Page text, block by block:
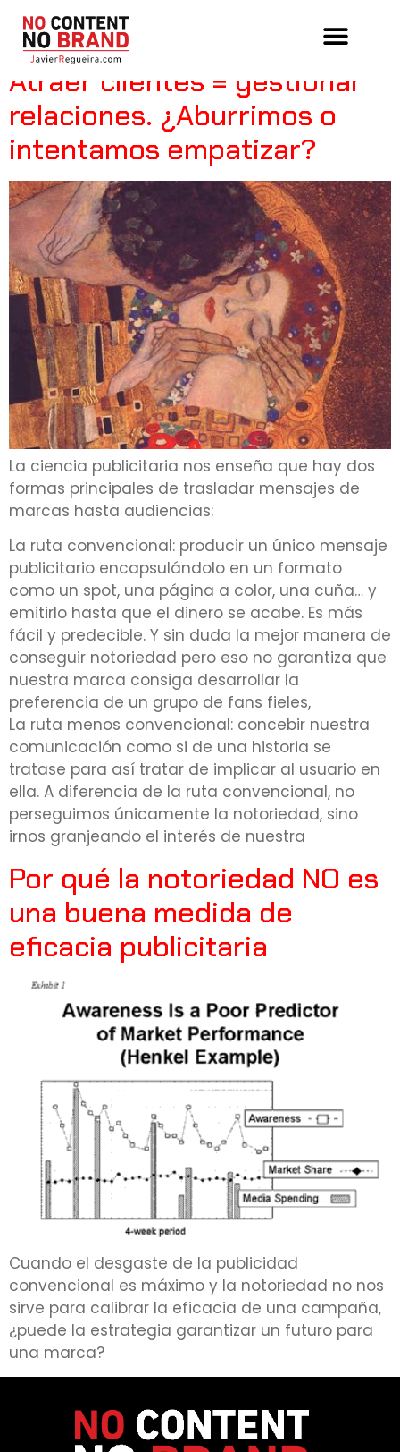
Tag:desgaste
Atraer clientes = gestionar
relaciones. ¿Aburrimos o
intentamos empatizar?
La ciencia publicitaria nos enseña que hay dos
formas principales de trasladar mensajes de
marcas hasta audiencias:
La ruta convencional: producir un único mensaje
publicitario encapsulándolo en un formato
como un spot, una página a color, una cuña… y
emitirlo hasta que el dinero se acabe. Es más
fácil y predecible. Y sin duda la mejor manera de
conseguir notoriedad pero eso no garantiza que
nuestra marca consiga desarrollar la
preferencia de un grupo de fans fieles,
La ruta menos convencional: concebir nuestra
comunicación como si de una historia se
tratase para así tratar de implicar al usuario en
ella. A diferencia de la ruta convencional, no
perseguimos únicamente la notoriedad, sino
irnos granjeando el interés de nuestra
Por qué la notoriedad NO es
una buena medida de
eficacia publicitaria
Cuando el desgaste de la publicidad
convencional es máximo y la notoriedad no nos
sirve para calibrar la eficacia de una campaña,
¿puede la estrategia garantizar un futuro para
una marca?